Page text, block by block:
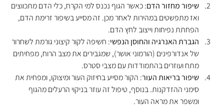
שיפור מחזור הדם: כאשר הגוף נכנס למי הקרח, כלי הדם מתכווצים
ואז מתפשטים במהירות לאחר מכן. זה מסייע בשיפור זרימת הדם,
הפחתת נפיחות וייצוב לחץ הדם.
הגברת האנרגיה והחוסן הנפשי: חשיפה לקור קיצוני גורמת לשחרור
של אנדורפינים (הורמוני אושר), שמגבירים את מצב הרוח, מפחיתים
מתח ועוזרים בהתמודדות עם מצבי סטרס.
שיפור בריאות העור: הקור מסייע בחיזוק העור ומיצוקו, ומפחית את
סימני ההזדקנות. בנוסף, טיפול זה עוזר בניקוי הרעלים מהגוף
ומשפר את מראה העור.